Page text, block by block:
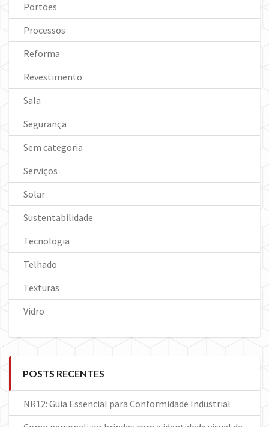
Portões
Processos
Reforma
Revestimento
Sala
Segurança
Sem categoria
Serviços
Solar
Sustentabilidade
Tecnologia
Telhado
Texturas
Vidro
POSTS RECENTES
NR12: Guia Essencial para Conformidade Industrial